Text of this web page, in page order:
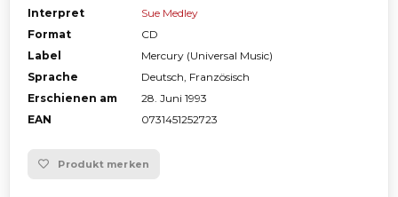
Interpret
Sue Medley
Format
CD
Label
Mercury (Universal Music)
Sprache
Deutsch, Französisch
Erschienen am
28. Juni 1993
EAN
0731451252723
Produkt merken